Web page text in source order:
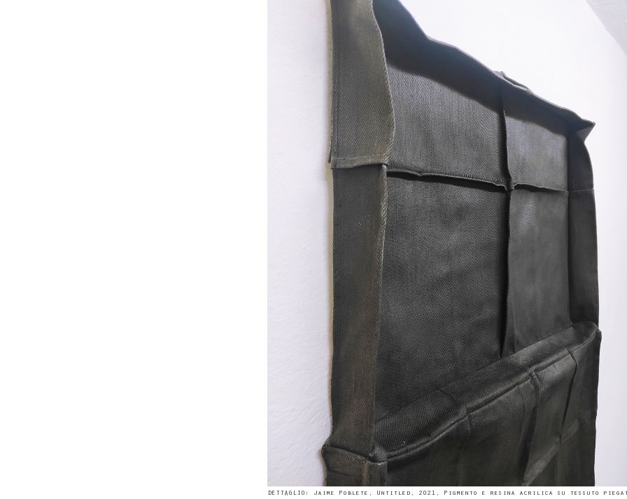
DETTAGLIO: Jaime Poblete, Untitled, 2021, Pigmento e resina acrilica su tessuto